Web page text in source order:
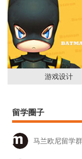
游戏设计
留学圈子
马兰欧尼留学群